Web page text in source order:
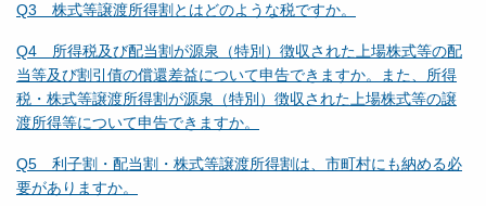
Q3 株式等譲渡所得割とはどのような税ですか。
Q4 所得税及び配当割が源泉（特別）徴収された上場株式等の配
当等及び割引債の償還差益について申告できますか。また、所得
税・株式等譲渡所得割が源泉（特別）徴収された上場株式等の譲
渡所得等について申告できますか。
Q5 利子割・配当割・株式等譲渡所得割は、市町村にも納める必
要がありますか。